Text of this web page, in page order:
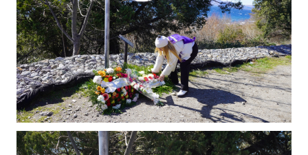
NORMATIVA
Comunicaciones
Declaraciones
Resoluciones
Resoluciones de Presidencia